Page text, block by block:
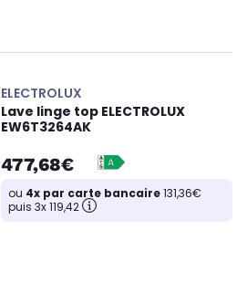
ELECTROLUX
Lave linge top ELECTROLUX
EW6T3264AK
477,68€
ou 4x par carte bancaire131,36€
puis 3x 119,42